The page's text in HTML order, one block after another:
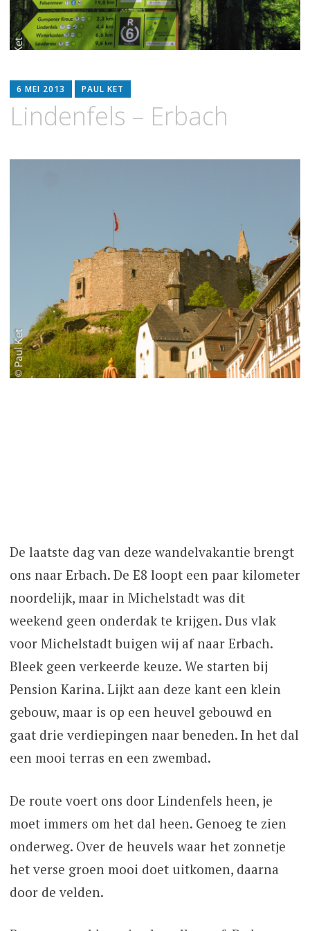
6 MEI 2013 PAUL KET
Lindenfels – Erbach
De laatste dag van deze wandelvakantie brengt
ons naar Erbach. De E8 loopt een paar kilometer
noordelijk, maar in Michelstadt was dit
weekend geen onderdak te krijgen. Dus vlak
voor Michelstadt buigen wij af naar Erbach.
Bleek geen verkeerde keuze. We starten bij
Pension Karina. Lijkt aan deze kant een klein
gebouw, maar is op een heuvel gebouwd en
gaat drie verdiepingen naar beneden. In het dal
een mooi terras en een zwembad.
De route voert ons door Lindenfels heen, je
moet immers om het dal heen. Genoeg te zien
onderweg. Over de heuvels waar het zonnetje
het verse groen mooi doet uitkomen, daarna
door de velden.